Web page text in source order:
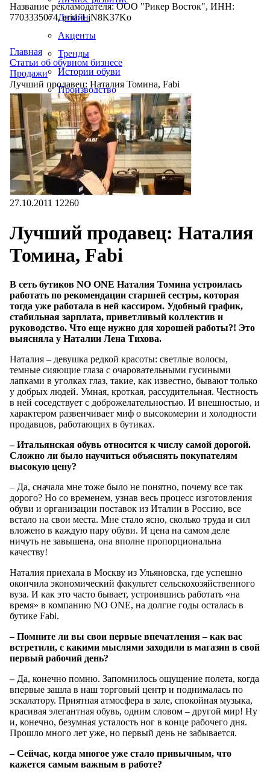
Дизайн
Акценты
Тренды
Истории обуви
Производство
Название рекламодателя: ООО "Рикер Восток", ИНН:
7703335074, erid: LjN8K37Ko
Главная
Статьи об обувном бизнесе
Продажи
Лучший продавец: Наталия Томина, Fabi
27.10.2011 12260
Лучший продавец: Наталия
Томина, Fabi
В сеть бутиков NO ONE Наталия Томина устроилась
работать по рекомендации старшей сестры, которая
тогда уже работала в ней кассиром. Удобный график,
стабильная зарплата, приветливый коллектив и
руководство. Что еще нужно для хорошей работы?! Это
выясняла у Наталии Лена Тихова.
Наталия – девушка редкой красоты: светлые волосы,
темные сияющие глаза с очаровательными гусиными
лапками в уголках глаз, такие, как известно, бывают только
у добрых людей. Умная, кроткая, рассудительная. Честность
в ней соседствует с доброжелательностью. И внешностью, и
характером развенчивает миф о высокомерии и холодности
продавцов, работающих в бутиках.
– Итальянская обувь относится к числу самой дорогой.
Сложно ли было научиться объяснять покупателям
высокую цену?
– Да, сначала мне тоже было не понятно, почему все так
дорого? Но со временем, узнав весь процесс изготовления
обуви и организации поставок из Италии в Россию, все
встало на свои места. Мне стало ясно, сколько труда и сил
вложено в каждую пару обуви. И цена на самом деле
ничуть не завышена, она вполне пропорциональна
качеству!
Наталия приехала в Москву из Ульяновска, где успешно
окончила экономический факультет сельскохозяйственного
вуза. И как это часто бывает, устроившись работать «на
время» в компанию NO ONE, на долгие годы осталась в
бутике Fabi.
– Помните ли вы свои первые впечатления – как вас
встретили, с какими мыслями заходили в магазин в свой
первый рабочий день?
– Да, конечно помню. Запомнилось ощущение полета, когда
впервые зашла в наш торговый центр и поднималась по
эскалатору. Приятная атмосфера в зале, спокойная музыка,
красивая элегантная обувь, одним словом – другой мир! Ну
и, конечно, безумная усталость ног в конце рабочего дня.
Прошло много лет уже, но первый день не забывается.
– Сейчас, когда многое уже стало привычным, что
кажется самым важным в работе?